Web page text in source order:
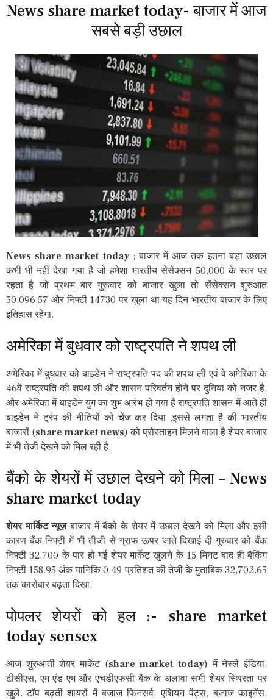
News share market today- बाजार में आज
सबसे बड़ी उछाल
News share market today; बाजार में आज तक इतना बड़ा उछाल
कभी भी नहीं देखा गया है जो हमेशा भारतीय सेसेक्सन 50,000 के स्तर पर
रहता है जो प्रथम बार गुरूवार को बाजार खुला तो सेंसेक्सन शुरुआत
50,096.57 और निफ्टी 14730 पर खुला था यह दिन भारतीय बाजार के लिए
इतिहास रहेगा.
अमेरिका में बुधवार को राष्ट्रपति ने शपथ ली
अमेरिका में बुधवार को बाइडेन ने राष्ट्रपति पद की शपथ ली एवं वे अमेरिका के
46वें राष्ट्रपति की शपथ ली और शासन परिवर्तन होने पर दुनिया को नजर है,
और अमेरिका में बाइडेन युग का शुभ आरंभ हो गया है राष्ट्रपति शासन में आते ही
बाइडेन ने ट्रंप की नीतियों को चेंज कर दिया ,इससे लगता है की भारतीय
बाजारों (share market news) को प्रोस्ताहन मिलने वाला है शेयर बाजार
में भी तेजी देखने को मिल रही है.
बैंको के शेयरों में उछाल देखने को मिला – News
share market today
शेयर मार्किट न्यूज़बाजार में बैंको के शेयर में उछाल देखने को मिला और इसी
कारण बैंक निफ्टी में भी तीजी से ग्राफ ऊपर जाते दिखाई दी गुरुवार को बैंक
निफ्टी 32,700 के पार हो गई शेयर मार्केट खुलने के 15 मिनट बाद ही बैंकिंग
निफ्टी 158.95 अंक यानिकि 0.49 प्रतिशत की तेजी के मुताबिक 32,702.65
तक कारोबार बढ़ता दिखा.
पोपलर शेयरों को हल :- share market
today sensex
आज शुरुआती शेयर मार्केट (share market today) में नेस्ले इंडिया,
टीसीएस, एम एंड एम और एचडीएफसी बैंक के अलावा सभी शेयर स्थिरता पर
खुले. टॉप बढ़ती शायरों में बजाज फिनसर्व, एशियन पेंट्स, बजाज फाइनेंस,